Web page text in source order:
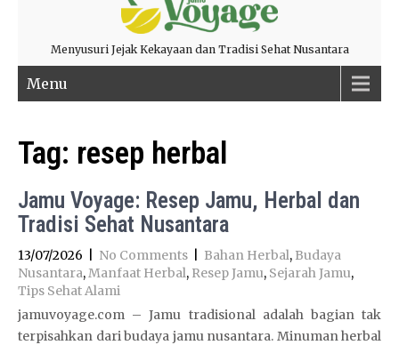
Menyusuri Jejak Kekayaan dan Tradisi Sehat Nusantara
Menu
Tag: resep herbal
Jamu Voyage: Resep Jamu, Herbal dan
Tradisi Sehat Nusantara
13/07/2026 No Comments Bahan Herbal, Budaya
Nusantara,Manfaat Herbal, Resep Jamu, Sejarah Jamu,
Tips Sehat Alami
jamuvoyage.com – Jamu tradisional adalah bagian tak
terpisahkan dari budaya jamu nusantara. Minuman herbal